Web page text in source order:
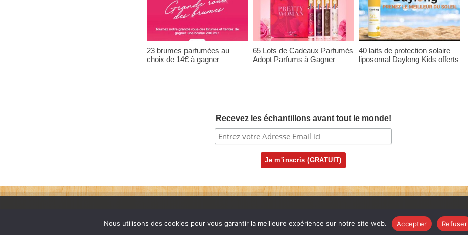
23 brumes parfumées au
choix de 14€ à gagner
65 Lots de Cadeaux Parfumés
Adopt Parfums à Gagner
40 laits de protection solaire
liposomal Daylong Kids offerts
Recevez les échantillons avant tout le monde!
France échantillons gratuits © 2026. Tous les droits sont réservés. | Nous Contacter|FAQ|Politique de confidentialité
Nous utilisons des cookies pour vous garantir la meilleure expérience sur notre site web. Accepter Refuser